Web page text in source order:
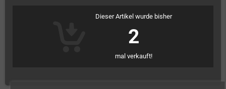
Dieser Artikel wurde bisher
2
mal verkauft!